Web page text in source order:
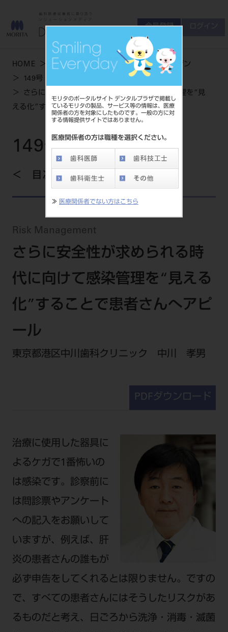
モリタのポータルサイト デンタルプラザで掲載し
ているモリタの製品、サービス等の情報は、医療
関係者の方を対象にしたものです。一般の方に対
する情報提供サイトではありません。
医療関係者の方は職種を選択ください。
≫ 医療関係者でない方はこちら
会員登録
HOME 学術・お役立ち情報
デンタルマガジン
149号 SUMMER
さらに安全性が求められる時代に向けて感染管理を“見
える化”することで患者さんへアピール
149号 SUMMER
目次を見る
Risk Management
さらに安全性が求められる時
代に向けて感染管理を“見える
化”することで患者さんへアピ
ール
東京都港区中川歯科クリニック 中川 孝男
PDFダウンロード
治療に使用した器具に
よるケガで1番怖いの
は感染です。診察前に
は問診票やアンケート
への記入をお願いして
いますが、例えば、肝
炎の患者さんの誰もが
必ず申告をしてくれるとは限りません。ですの
で、すべての患者さんにはそうしたリスクがあ
るものだと考え、日ごろから洗浄・消毒・滅菌
お問い合わせ
商品について
セミナーについて
友の会について
ご開業について
会員登録 ログイン
製品情報トップ
製品カテゴリ
大型器械
チェア・ユニット関連
レーザー装置関連
その他設備機器
IT商品
中古医療機器
添付文書の電子化
オンラインカタログ InternetDO
モリタ友の会のご案内
サポート情報
製品から探す
カテゴリーから探す
メーカーから探す
商品に関するお問い合わせ
ご開業に関するお問い合わせ
商品感動体験
BLOG
Q&A
修理・メンテナンス等
セミナー・イベント
全てのセミナー・イベント
全種別
歯科技工士
歯科助手
学会・研究会
開業マニュアル
開業医インタビュー
歯科開業への道
DENTAL OFFICE セレクション
モリタ友の会
有料会員のご案内
会員登録
ログイン
学術・お役立ち情報
高齢者歯科
pd style
はじめての方へ
pdとは
院内ツアー
デンタルマガジン
ビデオライブラリー
DMR（ディーエムアール）
特集
メールマガジンスマイル＋
ビバリーくんの歯科イラスト素材集
SNS
公式SNS一覧
ビバリーくんLINEスタンプ
全国のショールーム
宮城
東京
愛知
大阪
京都
Dental Plaza Tokyo
MDSC
MDSCについて
メール